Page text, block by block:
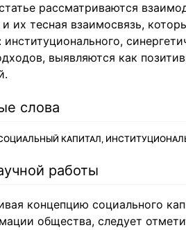
рассматриваются
их тесная взаимосвязь,
институционального,
выявляются как
слова
КАПИТАЛ,
работы
концепцию социального
общества, следует